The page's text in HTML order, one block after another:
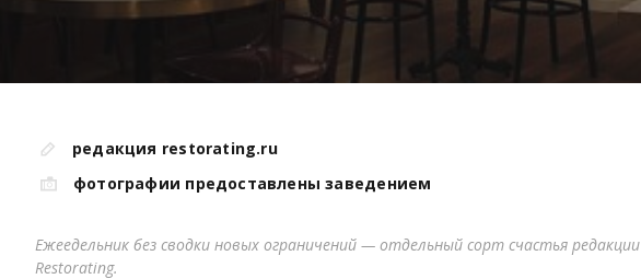
редакция restorating.ru
фотографии предоставлены заведением
Ежеедельник без сводки новых ограничений — отдельный сорт счастья редакции
Restorating.